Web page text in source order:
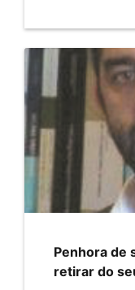
Penhora de
retirar do